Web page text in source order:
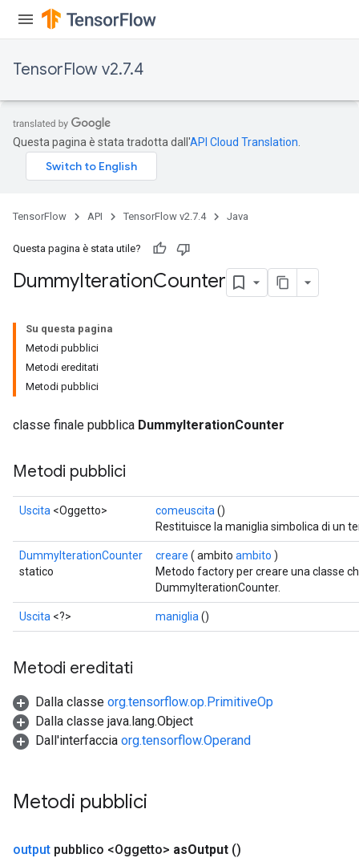
TensorFlow v2.7.4
Questa pagina è stata tradotta dall'API Cloud Translation
TensorFlow API TensorFlow v2.7.4 Java
Questa pagina è stata utile?
DummyIterationCounter
Su questa pagina
Metodi pubblici
Metodi ereditati
Metodi pubblici
classe finale pubblica DummyIterationCounter
Metodi pubblici
Uscita <Oggetto> comeuscita ()
Restituisce la maniglia simbolica di un
DummyIterationCounter
statico
creare ( ambito ambito )
Metodo factory per creare una classe
DummyIterationCounter.
Uscita <?> maniglia ()
Metodi ereditati
Dalla classe org.tensorflow.op.PrimitiveOp
Dalla classe java.lang.Object
Dall'interfaccia org.tensorflow.Operand
Metodi pubblici
output pubblico <Oggetto> asOutput ()